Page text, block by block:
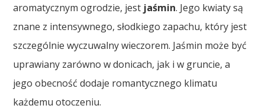
aromatycznym ogrodzie, jest jaśmin. Jego kwiaty są
znane z intensywnego, słodkiego zapachu, który jest
szczególnie wyczuwalny wieczorem. Jaśmin może być
uprawiany zarówno w donicach, jak i w gruncie, a
jego obecność dodaje romantycznego klimatu
każdemu otoczeniu.